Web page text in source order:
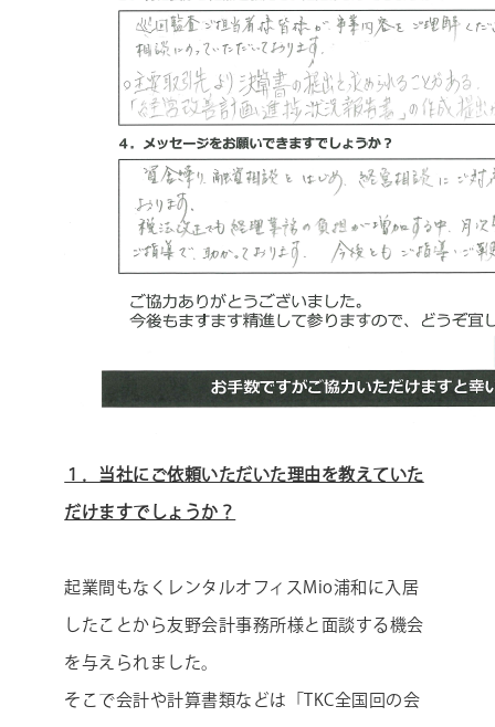
１．当社にご依頼いただいた理由を教えていた
だけますでしょうか？
起業間もなくレンタルオフィスMio浦和に入居
したことから友野会計事務所様と面談する機会
を与えられました。
そこで会計や計算書類などは「TKC全国回の会